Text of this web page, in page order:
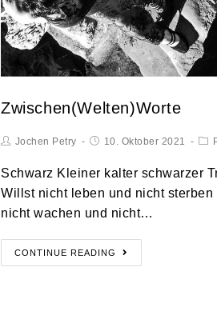
Zwischen(Welten)Worte
Jochen Petry 10. Oktober 2021
Schwarz Kleiner kalter schwarzer
Willst nicht leben und nicht
nicht wachen und nicht…
CONTINUE READING